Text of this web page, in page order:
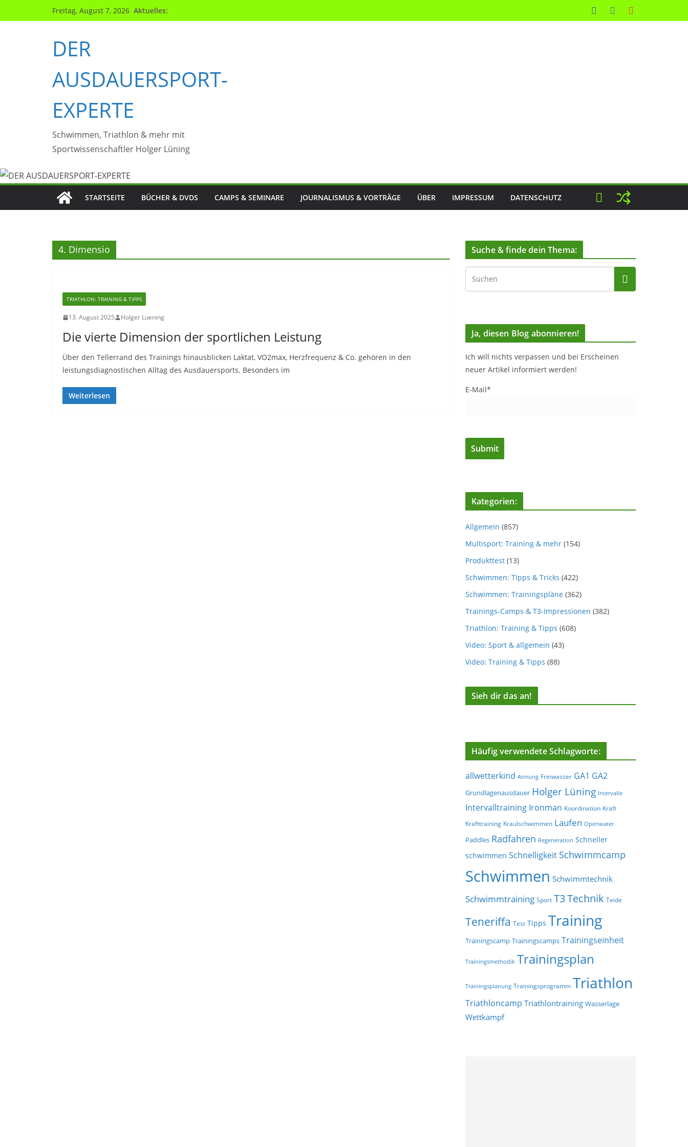
Inhalt
Freitag, August 7, 2026 Aktuelles:
DER
AUSDAUERSPORT-
EXPERTE
Schwimmen, Triathlon & mehr mit
Sportwissenschaftler Holger Lüning
STARTSEITE BÜCHER & DVDS CAMPS & SEMINARE JOURNALISMUS & VORTRÄGE ÜBER IMPRESSUM DATENSCHUTZ
4. Dimensio
TRIATHLON: TRAINING & TIPPS
13. August 2025 Holger Luening
Die vierte Dimension der sportlichen Leistung
Über den Tellerrand des Trainings hinausblicken Laktat, VO2max, Herzfrequenz & Co. gehören in den
leistungsdiagnostischen Alltag des Ausdauersports. Besonders im
Weiterlesen
Suche & finde dein Thema:
Ja, diesen Blog abonnieren!
Ich will nichts verpassen und bei Erscheinen
neuer Artikel informiert werden!
E-Mail*
Kategorien:
Allgemein (857)
Multisport: Training & mehr (154)
Produkttest (13)
Schwimmen: Tipps & Tricks (422)
Schwimmen: Trainingspläne (362)
Trainings-Camps & T3-Impressionen (382)
Triathlon: Training & Tipps (608)
Video: Sport & allgemein (43)
Video: Training & Tipps (88)
Sieh dir das an!
Häufig verwendete Schlagworte:
allwetterkind Atmung Freiwasser GA1 GA2
Grundlagenausdauer Holger Lüning Intervalle
Intervalltraining Ironman Koordination Kraft
Krafttraining Kraulschwimmen Laufen Openwater
Paddles Radfahren Regeneration Schneller
schwimmen Schnelligkeit Schwimmcamp
Schwimmen Schwimmtechnik
Schwimmtraining Sport T3Technik Teide
Teneriffa Test Tipps Training
Trainingscamp Trainingscamps Trainingseinheit
Trainingsmethodik Trainingsplan
Trainingsplanung Trainingsprogramm Triathlon
Triathloncamp Triathlontraining Wasserlage
Wettkampf